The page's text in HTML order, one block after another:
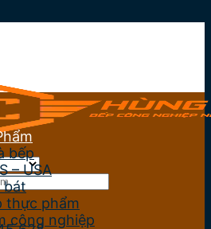
bếp
– USA
bát
thực phẩm
công nghiệp